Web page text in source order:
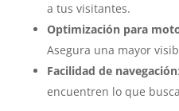
a tus visitantes.
Optimización para
Asegura una mayor
Facilidad de navegación
encuentren lo que